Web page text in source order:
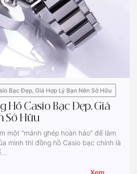
Bạc Đẹp, Giá Hợp Lý Bạn Nên Sở Hữu
Hồ Casio Bạc Đẹp, Giá
Sở Hữu
một “mảnh ghép hoàn hảo” để làm
mình thì đồng hồ Casio bạc chính là